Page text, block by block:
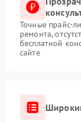
Точные прайс-
ремонта,
бесплатной
сайте